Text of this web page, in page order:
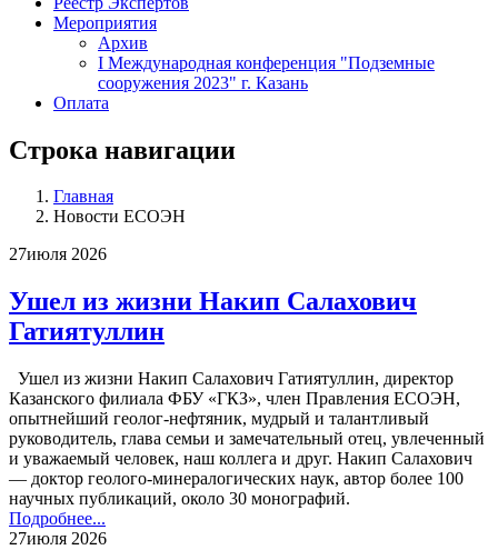
Мероприятия
Архив
I Международная конференция "Подземные
сооружения 2023" г. Казань
Оплата
Строка навигации
Главная
Новости ЕСОЭН
27июля 2026
Ушел из жизни Накип Салахович
Гатиятуллин
Ушел из жизни Накип Салахович Гатиятуллин, директор
Казанского филиала ФБУ «ГКЗ», член Правления ЕСОЭН,
опытнейший геолог-нефтяник, мудрый и талантливый
руководитель, глава семьи и замечательный отец, увлеченный
и уважаемый человек, наш коллега и друг. Накип Салахович
— доктор геолого-минералогических наук, автор более 100
научных публикаций, около 30 монографий.
Подробнее...
27июля 2026